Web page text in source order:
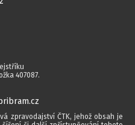
407087.
zpravodajství ČTK, jehož obsah je